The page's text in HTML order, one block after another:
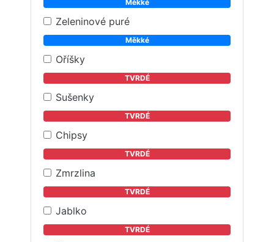
Měkké
Zeleninové puré
Měkké
Oříšky
TVRDÉ
Sušenky
TVRDÉ
Chipsy
TVRDÉ
Zmrzlina
TVRDÉ
Jablko
TVRDÉ